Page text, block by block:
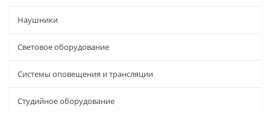
Наушники
Световое оборудование
Системы оповещения и трансляции
Студийное оборудование